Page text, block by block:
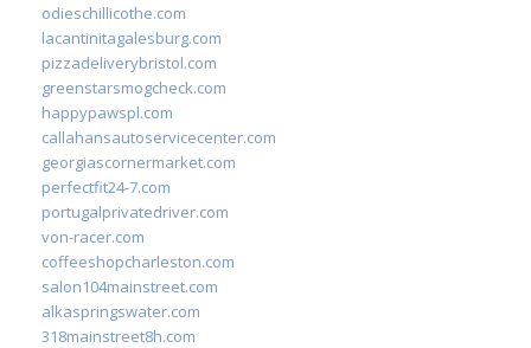
odieschillicothe.com
lacantinitagalesburg.com
pizzadeliverybristol.com
greenstarsmogcheck.com
happypawspl.com
callahansautoservicecenter.com
georgiascornermarket.com
perfectfit24-7.com
portugalprivatedriver.com
von-racer.com
coffeeshopcharleston.com
salon104mainstreet.com
alkaspringswater.com
318mainstreet8h.com